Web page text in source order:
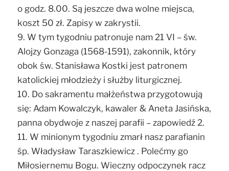
o godz. 8.00. Są jeszcze dwa wolne miejsca,
koszt 50 zł. Zapisy w zakrystii.
9. W tym tygodniu patronuje nam 21 VI – św.
Alojzy Gonzaga (1568-1591), zakonnik, który
obok św. Stanisława Kostki jest patronem
katolickiej młodzieży i służby liturgicznej.
10. Do sakramentu małżeństwa przygotowują
się: Adam Kowalczyk, kawaler & Aneta Jasińska,
panna obydwoje z naszej parafii – zapowiedź 2.
11. W minionym tygodniu zmarł nasz parafianin
śp. Władysław Taraszkiewicz . Polećmy go
Miłosiernemu Bogu. Wieczny odpoczynek racz